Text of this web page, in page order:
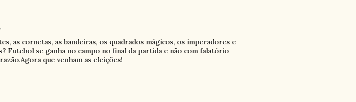
as cornetas, as bandeiras, os quadrados mágicos, os imperadores e
Futebol se ganha no campo no final da partida e não com falatório
que venham as eleições!